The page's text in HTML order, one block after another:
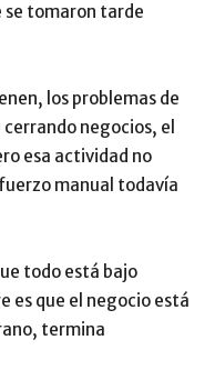
se tomaron tarde
los problemas de
negocios, el
esa actividad no
manual todavía
todo está bajo
es que el negocio está
termina